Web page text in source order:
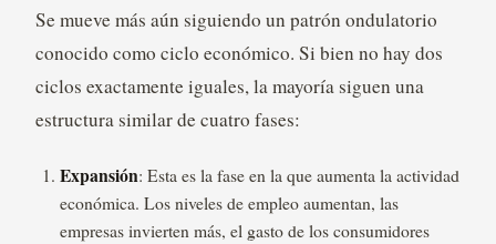
Se mueve más aún siguiendo un patrón ondulatorio
conocido como ciclo económico. Si bien no hay dos
ciclos exactamente iguales, la mayoría siguen una
estructura similar de cuatro fases:
Expansión: Esta es la fase en la que aumenta la actividad
económica. Los niveles de empleo aumentan, las
empresas invierten más, el gasto de los consumidores